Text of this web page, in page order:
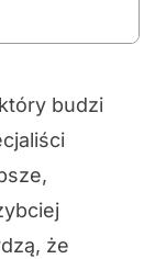
budzi
że